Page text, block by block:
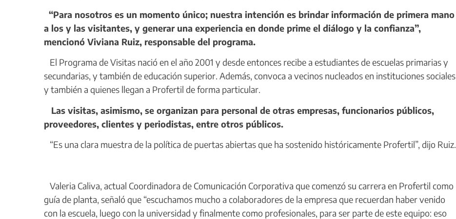
“Para nosotros es un momento único; nuestra intención es brindar información de primera mano
a los y las visitantes, y generar una experiencia en donde prime el diálogo y la confianza”,
mencionó Viviana Ruiz, responsable del programa.
El Programa de Visitas nació en el año 2001 y desde entonces recibe a estudiantes de escuelas primarias y
secundarias, y también de educación superior. Además, convoca a vecinos nucleados en instituciones sociales
y también a quienes llegan a Profertil de forma particular.
Las visitas, asimismo, se organizan para personal de otras empresas, funcionarios públicos,
proveedores, clientes y periodistas, entre otros públicos.
“Es una clara muestra de la política de puertas abiertas que ha sostenido históricamente Profertil”, dijo Ruiz.
Valeria Caliva, actual Coordinadora de Comunicación Corporativa que comenzó su carrera en Profertil como
guía de planta, señaló que “escuchamos mucho a colaboradores de la empresa que recuerdan haber venido
con la escuela, luego con la universidad y finalmente como profesionales, para ser parte de este equipo: eso